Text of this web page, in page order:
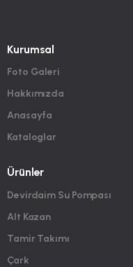
Kurumsal
Foto Galeri
Hakkımızda
Anasayfa
Kataloglar
Ürünler
Devirdaim Su Pompası
Alt Kazan
Tamir Takımı
Çark